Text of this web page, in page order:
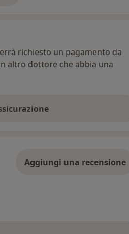
richiesto un pagamento da
altro dottore che abbia una
Aggiungi una recensione